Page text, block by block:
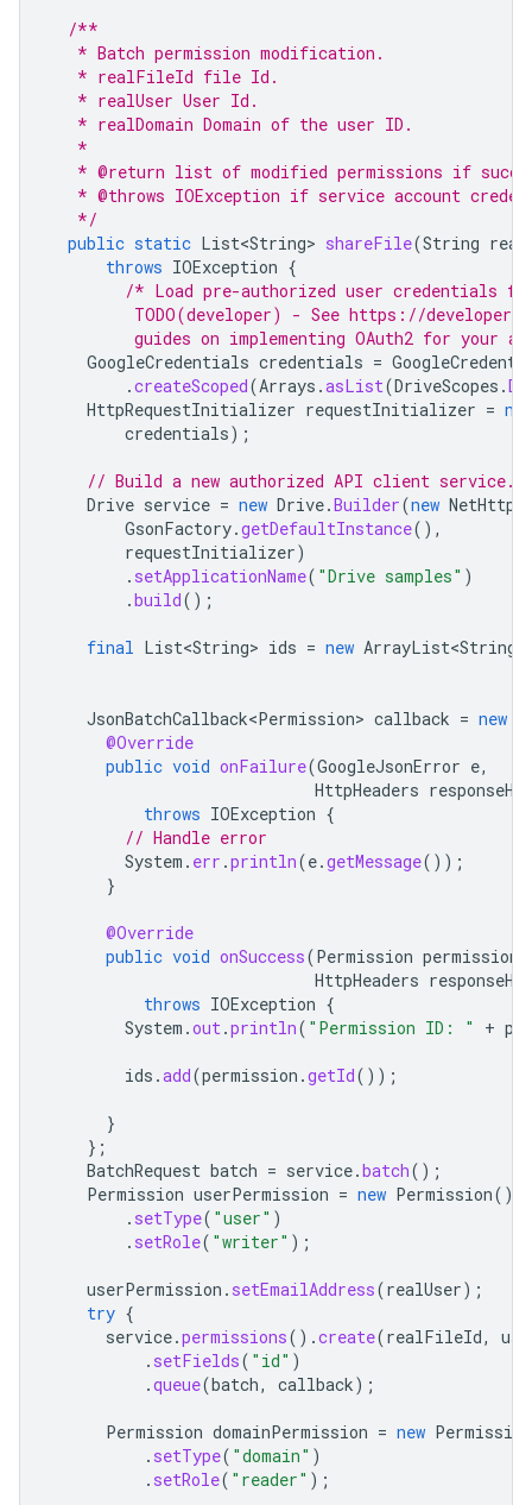
/**
   * Batch permission modification.
   * realFileId file Id.
   * realUser User Id.
   * realDomain Domain of the user ID.
   *
* @return list of modified permissions if
* @throws IOException if service account
   */
public static List<String> shareFile(String
throws IOException {
/* Load pre-authorized user credentials
TODO(developer) - See https://
guides on implementing OAuth2 for your
GoogleCredentials credentials =
.createScoped(Arrays .asList(DriveScopes .
HttpRequestInitializer requestInitializer = new
credentials);
// Build a new authorized API client service.
Drive service = new Drive.Builder(new
GsonFactory.getDefaultInstance(),
requestInitializer)
. setApplicationName( "Drive samples" )
.build();
final List<String> ids = new ArrayList<String>
JsonBatchCallback<Permission> callback = new
@Override
public void onFailure(GoogleJsonError e,
HttpHeaders
throws IOException {
// Handle error
System . err .println(e.getMessage());
}
@Override
public void onSuccess(Permission permission
HttpHeaders
throws IOException {
System .out.println( "Permission ID: " +
ids .add(permission .getId());
}
};
BatchRequest batch = service.batch();
Permission userPermission = new Permission()
. setType( "user" )
. setRole( "writer" );
userPermission . setEmailAddress(realUser);
try {
service.permissions().create(realFileId,
. setFields( "id" )
.queue(batch, callback);
Permission domainPermission = new Permission
. setType( "domain" )
. setRole( "reader" );